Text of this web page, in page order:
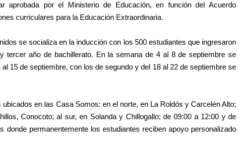
aprobada por el Ministerio de Educación, en función del Acuerdo
curriculares para la Educación Extraordinaria.
se socializa en la inducción con los 500 estudiantes que ingresaron
tercer año de bachillerato. En la semana de 4 al 8 de septiembre se
15 de septiembre, con los de segundo y del 18 al 22 de septiembre se
en las Casa Somos: en el norte, en La Roldós y Carcelén Alto;
Conocoto; al sur, en Solanda y Chillogallo; de 09:00 a 12:00 y de
donde permanentemente los estudiantes reciben apoyo personalizado